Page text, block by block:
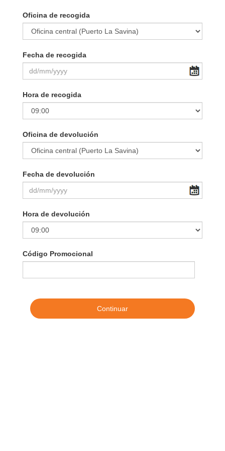
Oficina de recogida
Fecha de recogida
Hora de recogida
Oficina de devolución
Fecha de devolución
Hora de devolución
Código Promocional
Continuar